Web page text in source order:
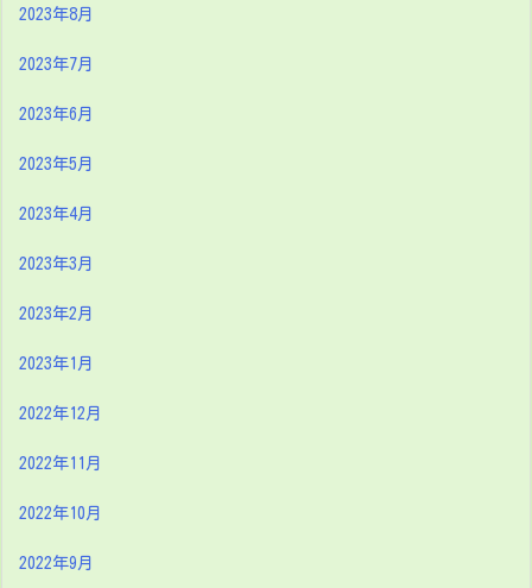
2023年8月
2023年7月
2023年6月
2023年5月
2023年4月
2023年3月
2023年2月
2023年1月
2022年12月
2022年11月
2022年10月
2022年9月